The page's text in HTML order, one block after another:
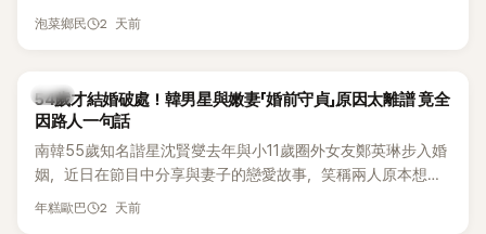
泡菜鄉民 2 天前
韓星
54歲才結婚破處！韓男星與嫩妻「婚前守貞」原因太離譜 竟全
因路人一句話
南韓55歲知名諧星沈賢燮去年與小11歲圈外女友鄭英琳步入婚
姻，近日在節目中分享與妻子的戀愛故事，笑稱兩人原本想享
受兩人世界，沒想到站在飯店門口時竟被路人認出，還一路替
年糕歐巴 2 天前